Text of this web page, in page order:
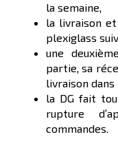
la semaine,
la livraison
plexiglass
une
partie, sa
livraison dans
la DG fait
rupture
commandes.